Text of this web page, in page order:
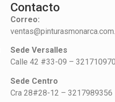
Contacto
Correo:
Sede Versalles
Calle 42 #33-09 –
Sede Centro
Cra 28#28-12 – 3217989356